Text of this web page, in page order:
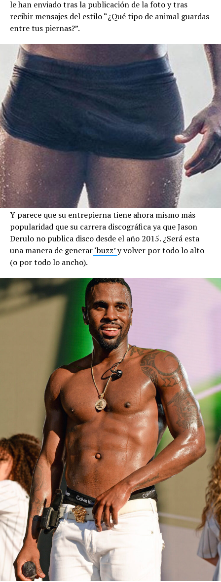
le han enviado tras la publicación de la foto y tras
recibir mensajes del estilo “¿Qué tipo de animal guardas
entre tus piernas?”.
Y parece que su entrepierna tiene ahora mismo más
popularidad que su carrera discográfica ya que Jason
Derulo no publica disco desde el año 2015. ¿Será esta
una manera de generar‘buzz’y volver por todo lo alto
(o por todo lo ancho).